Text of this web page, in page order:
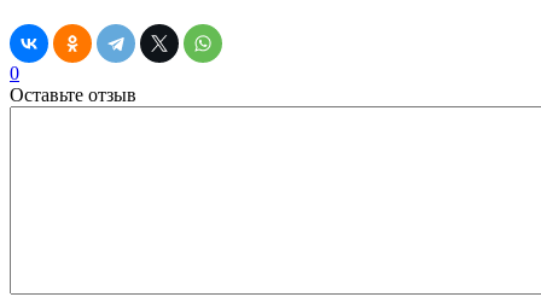
0
Оставьте отзыв